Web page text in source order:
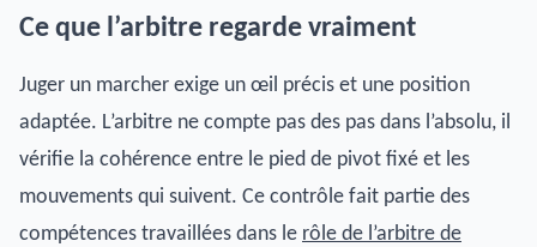
Ce que l’arbitre regarde vraiment
Juger un marcher exige un œil précis et une position
adaptée. L’arbitre ne compte pas des pas dans l’absolu, il
vérifie la cohérence entre le pied de pivot fixé et les
mouvements qui suivent. Ce contrôle fait partie des
compétences travaillées dans le rôle de l’arbitre de